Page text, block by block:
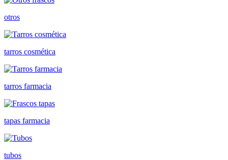
otros
tarros cosmética
tarros farmacia
tapas farmacia
tubos